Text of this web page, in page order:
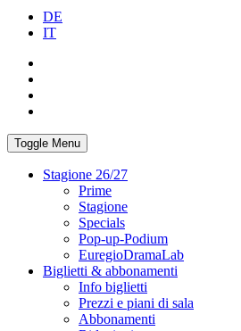
DE
IT
Toggle Menu
Stagione 26/27
Prime
Stagione
Specials
Pop-up-Podium
EuregioDramaLab
Biglietti & abbonamenti
Info biglietti
Prezzi e piani di sala
Abbonamenti